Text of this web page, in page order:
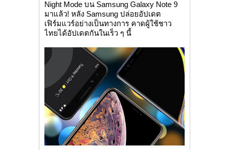
Night Mode บน Samsung Galaxy Note 9
มาแล้ว! หลัง Samsung ปล่อยอัปเดต
เฟิร์มแวร์อย่างเป็นทางการ คาดผู้ใช้ชาว
ไทยได้อัปเดตกันในเร็ว ๆ นี้